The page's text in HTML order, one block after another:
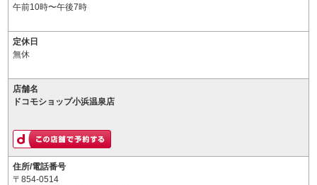
午前10時〜午後7時
定休日
無休
店舗名
ドコモショップ小浜温泉店
住所/電話番号
〒854-0514